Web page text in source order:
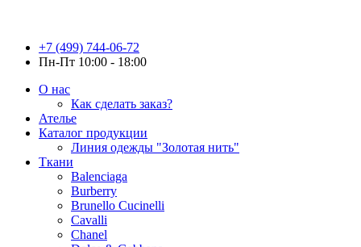
+7 (499) 744-06-72
Пн-Пт 10:00 - 18:00
О нас
Как сделать заказ?
Ателье
Каталог продукции
Линия одежды "Золотая нить"
Ткани
Balenciaga
Burberry
Brunello Cucinelli
Cavalli
Chanel